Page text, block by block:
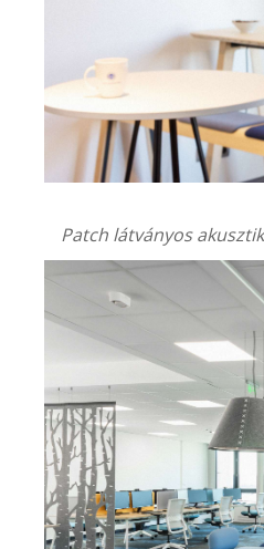
Patch látványos